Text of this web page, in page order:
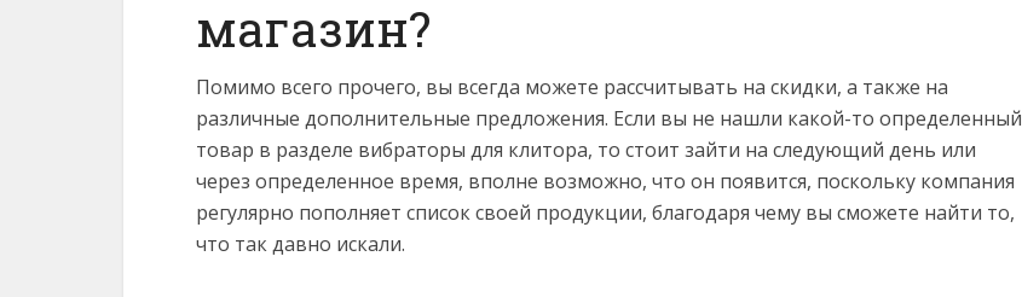
магазин?
Помимо всего прочего, вы всегда можете рассчитывать на скидки, а также на
различные дополнительные предложения. Если вы не нашли какой-то определенный
товар в разделе вибраторы для клитора, то стоит зайти на следующий день или
через определенное время, вполне возможно, что он появится, поскольку компания
регулярно пополняет список своей продукции, благодаря чему вы сможете найти то,
что так давно искали.